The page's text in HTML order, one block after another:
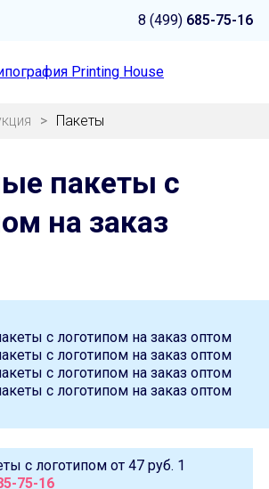
8 (499) 685-75-16
> Пакеты
пакеты с
на заказ
с логотипом от 47 руб. 1
75-16